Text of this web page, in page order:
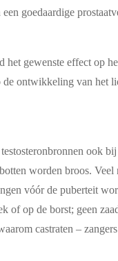
goedaardige
gewenste effect op
ontwikkeling van het
ook
worden broos.
vóór de puberteit
of op de borst; geen
castraten –